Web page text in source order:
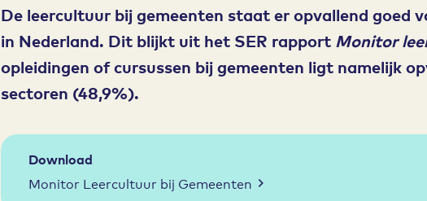
De leercultuur bij gemeenten staat er opvallend goed
in Nederland. Dit blijkt uit het SER rapport Monitor
opleidingen of cursussen bij gemeenten ligt namelijk
sectoren (48,9%).
Download
Monitor Leercultuur bij Gemeenten